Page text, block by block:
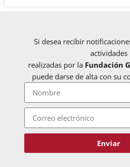
Si desea recibir
actividades
realizadas por la Fundación
puede darse de alta con su
Enviar